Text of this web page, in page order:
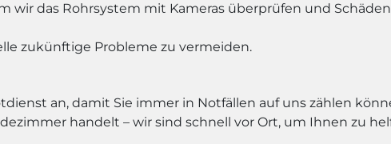
wir das Rohrsystem mit Kameras überprüfen und
zukünftige Probleme zu vermeiden.
an, damit Sie immer in Notfällen auf uns zählen
handelt – wir sind schnell vor Ort, um Ihnen zu